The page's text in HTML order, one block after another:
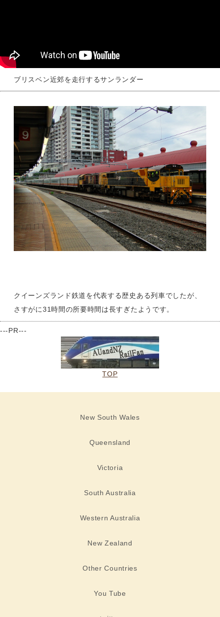
ブリスベン近郊を走行するサンランダー
クイーンズランド鉄道を代表する歴史ある列車でしたが、
さすがに31時間の所要時間は長すぎたようです。
---PR---
TOP
New South Wales
Queensland
Victoria
South Australia
Western Australia
New Zealand
Other Countries
You Tube